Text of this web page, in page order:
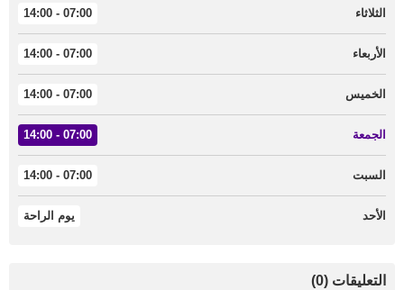
الثلاثاء 07:00 - 14:00
الأربعاء 07:00 - 14:00
الخميس 07:00 - 14:00
الجمعة 07:00 - 14:00
السبت 07:00 - 14:00
الأحد يوم الراحة
التعليقات (0)